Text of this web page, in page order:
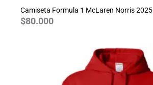
Camiseta Formula 1 McLaren Norris 2025
$80.000